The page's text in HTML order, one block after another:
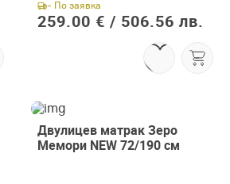
- По заявка
259.00 € / 506.56 лв.
Двулицев матрак Зеро
Мемори NEW 72/190 см